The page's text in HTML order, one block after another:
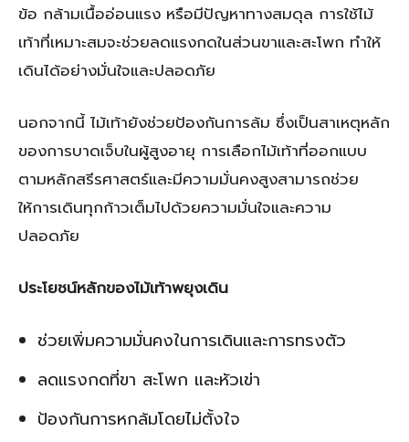
ข้อ กล้ามเนื้ออ่อนแรง หรือมีปัญหาทางสมดุล การใช้ไม้
เท้าที่เหมาะสมจะช่วยลดแรงกดในส่วนขาและสะโพก ทำให้
เดินได้อย่างมั่นใจและปลอดภัย
นอกจากนี้ ไม้เท้ายังช่วยป้องกันการล้ม ซึ่งเป็นสาเหตุหลัก
ของการบาดเจ็บในผู้สูงอายุ การเลือกไม้เท้าที่ออกแบบ
ตามหลักสรีรศาสตร์และมีความมั่นคงสูงสามารถช่วย
ให้การเดินทุกก้าวเต็มไปด้วยความมั่นใจและความ
ปลอดภัย
ประโยชน์หลักของไม้เท้าพยุงเดิน
ช่วยเพิ่มความมั่นคงในการเดินและการทรงตัว
ลดแรงกดที่ขา สะโพก และหัวเข่า
ป้องกันการหกล้มโดยไม่ตั้งใจ